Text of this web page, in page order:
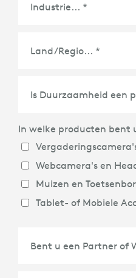
In welke producten bent
Webcamera's en
Muizen en
Tablet- of Mobiele